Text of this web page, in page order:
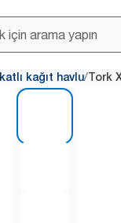
kağıt havlu/Tork